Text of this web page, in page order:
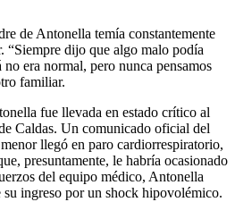
de Antonella temía constantemente
“Siempre dijo que algo malo podía
era normal, pero nunca pensamos
familiar.
fue llevada en estado crítico al
Caldas. Un comunicado oficial del
llegó en paro cardiorrespiratorio,
presuntamente, le habría ocasionado
del equipo médico, Antonella
su ingreso por un shock hipovolémico.